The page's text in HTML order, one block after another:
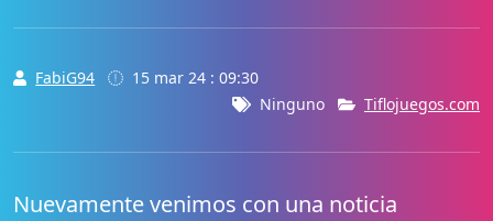
FabiG94
15 mar 24 : 09:30
Ninguno
Tiflojuegos.com
Nuevamente venimos con una noticia